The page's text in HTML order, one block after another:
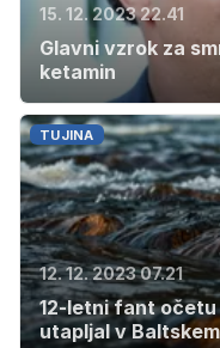
15. 12. 2023 22.41
Glavni vzrok za
ketamin
TUJINA
12. 12. 2023 07.21
12-letni fant očetu
utapljal v